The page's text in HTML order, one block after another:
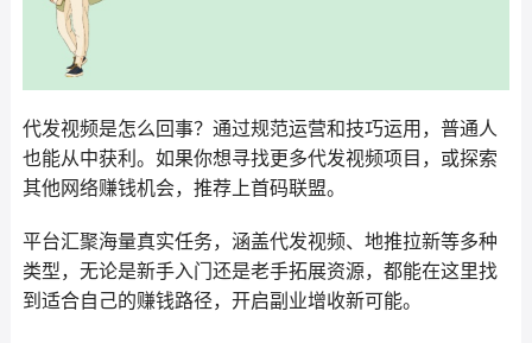
代发视频是怎么回事？通过规范运营和技巧运用，普通人
也能从中获利。如果你想寻找更多代发视频项目，或探索
其他网络赚钱机会，推荐上首码联盟。
平台汇聚海量真实任务，涵盖代发视频、地推拉新等多种
类型，无论是新手入门还是老手拓展资源，都能在这里找
到适合自己的赚钱路径，开启副业增收新可能。